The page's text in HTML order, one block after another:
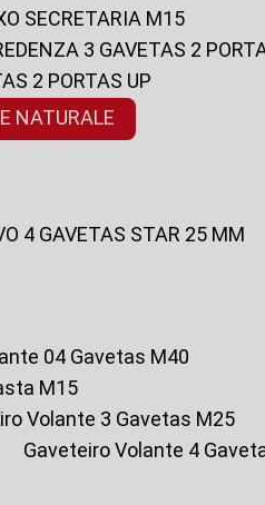
SECRETARIA M15
3 GAVETAS 2
2 PORTAS UP
NATURALE
4 GAVETAS STAR 25 MM
04 Gavetas M40
M15
Volante 3 Gavetas M25
Gaveteiro Volante 4